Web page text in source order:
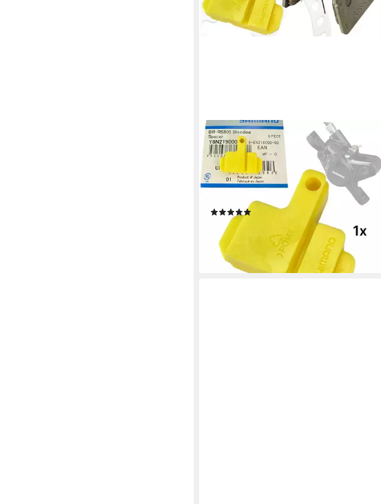
SHIMANO
Scheibenbremse Shimano B05S
Resine Fahrrad
Scheibenbremsbeläge 2x paar +
Bleedblock
16,95 €
-32%
lieferbar - in 4-5 Werktagen bei dir